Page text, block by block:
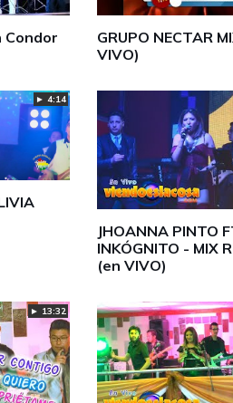
Condor
GRUPO NECTAR
VIVO)
► 4:14
JHOANNA PINTO
INKÓGNITO - MIX
(en VIVO)
► 13:32